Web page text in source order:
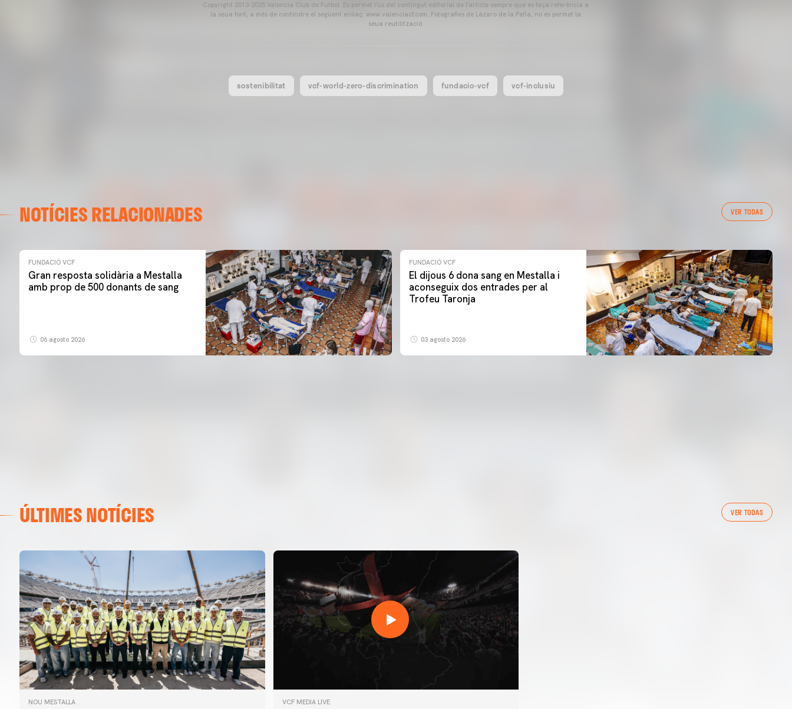
Copyright 2013-2025 Valencia Club de Futbol. Es permet l'ús del contingut editorial de l'article sempre que es faça referència a
la seua font, a més de contindre el següent enllaç: www.valenciacf.com. Fotografies de Lázaro de la Peña, no es permet la
seua reutilització.
sostenibilitat vcf-world-zero-discrimination fundacio-vcf vcf-inclusiu
NOTÍCIES RELACIONADES VER TODAS
FUNDACIÓ VCF
Gran resposta solidària a Mestalla
amb prop de 500 donants de sang
06 agosto 2026
FUNDACIÓ VCF
El dijous 6 dona sang en Mestalla i
aconseguix dos entrades per al
Trofeu Taronja
03 agosto 2026
ÚLTIMES NOTÍCIES VER TODAS
NOU MESTALLA VCF MEDIA LIVE
ENTRENAMENT DEL VALENCIA CF 7/8/2026